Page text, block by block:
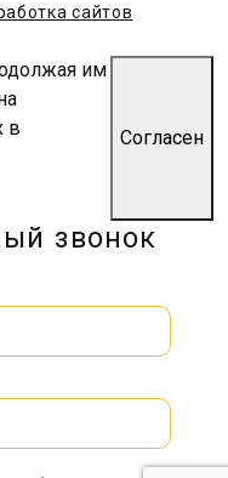
сайтов
им
в
Согласен
звонок